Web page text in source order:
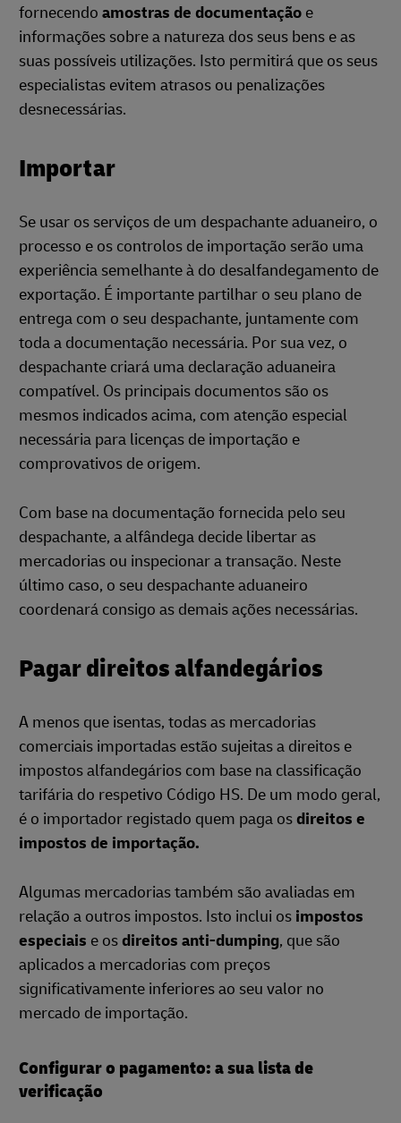
fornecendo amostras de documentação e
informações sobre a natureza dos seus bens e as
suas possíveis utilizações. Isto permitirá que os seus
especialistas evitem atrasos ou penalizações
desnecessárias.
Importar
Se usar os serviços de um despachante aduaneiro, o
processo e os controlos de importação serão uma
experiência semelhante à do desalfandegamento de
exportação. É importante partilhar o seu plano de
entrega com o seu despachante, juntamente com
toda a documentação necessária. Por sua vez, o
despachante criará uma declaração aduaneira
compatível. Os principais documentos são os
mesmos indicados acima, com atenção especial
necessária para licenças de importação e
comprovativos de origem.
Com base na documentação fornecida pelo seu
despachante, a alfândega decide libertar as
mercadorias ou inspecionar a transação. Neste
último caso, o seu despachante aduaneiro
coordenará consigo as demais ações necessárias.
Pagar direitos alfandegários
A menos que isentas, todas as mercadorias
comerciais importadas estão sujeitas a direitos e
impostos alfandegários com base na classificação
tarifária do respetivo Código HS. De um modo geral,
é o importador registado quem paga osdireitos e
impostos de importação.
Algumas mercadorias também são avaliadas em
relação a outros impostos. Isto inclui os impostos
especiais e osdireitos anti-dumping, que são
aplicados a mercadorias com preços
significativamente inferiores ao seu valor no
mercado de importação.
Configurar o pagamento: a sua lista de
verificação